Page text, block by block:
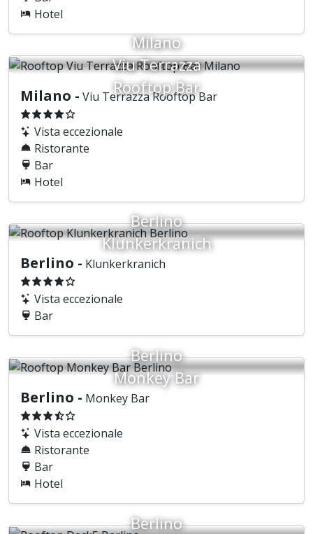
Hotel
Milano
Viu Terrazza
Rooftop Bar
Milano - Viu Terrazza Rooftop Bar
Vista eccezionale
Ristorante
Bar
Hotel
Berlino
Klunkerkranich
Berlino - Klunkerkranich
Vista eccezionale
Bar
Berlino
Monkey Bar
Berlino - Monkey Bar
Vista eccezionale
Ristorante
Bar
Hotel
Berlino